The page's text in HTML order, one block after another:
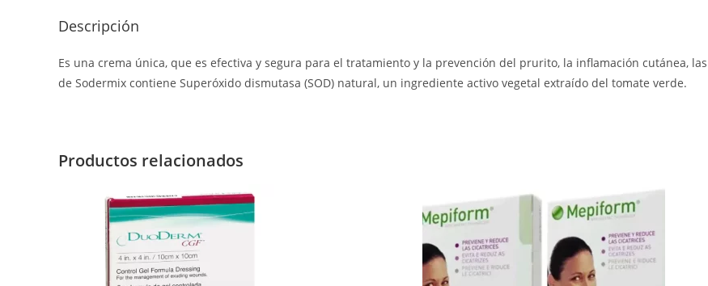
Descripción
Es una crema única, que es efectiva y segura para el tratamiento y la prevención del prurito, la inflamación cutánea,
de Sodermix contiene Superóxido dismutasa (SOD) natural, un ingrediente activo vegetal extraído del tomate verde.
Productos relacionados